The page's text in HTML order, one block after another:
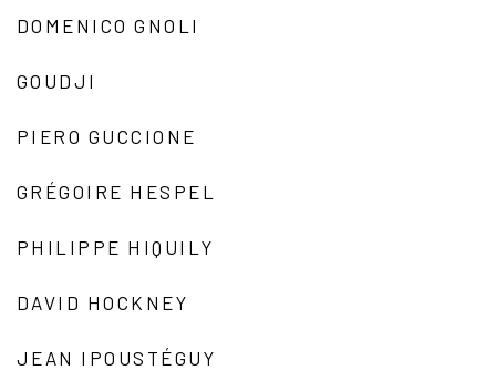
DOMENICO GNOLI
GOUDJI
PIERO GUCCIONE
GRÉGOIRE HESPEL
PHILIPPE HIQUILY
DAVID HOCKNEY
JEAN IPOUSTÉGUY